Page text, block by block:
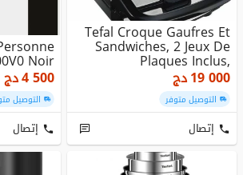
Tefal Croque Gaufres Et
Sandwiches, 2 Jeux De
Plaques Inclus,
Rangemen...
19 000دج
التوصيل متوفر
إتصال
Noir
4 500دج
التوصيل
إتصال